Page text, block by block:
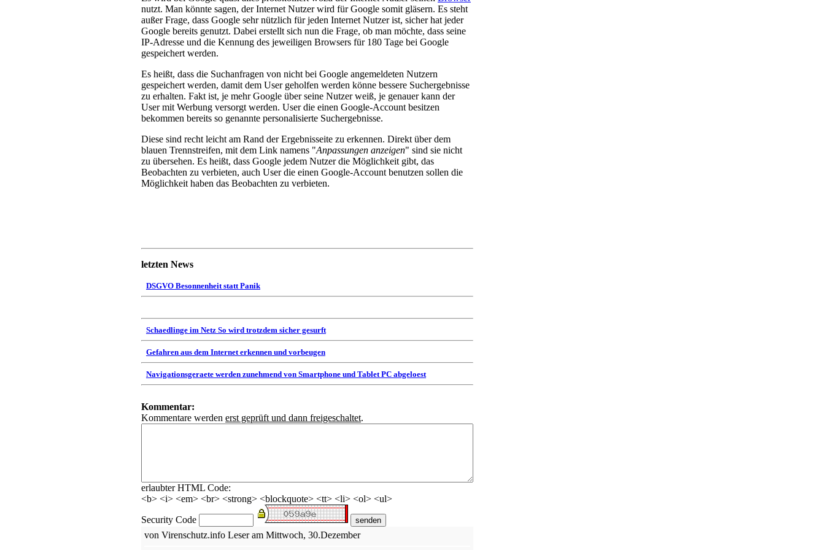
nutzt. Man könnte sagen, der Internet Nutzer wird für Google somit gläsern. Es steht
außer Frage, dass Google sehr nützlich für jeden Internet Nutzer ist, sicher hat jeder
Google bereits genutzt. Dabei erstellt sich nun die Frage, ob man möchte, dass seine
IP-Adresse und die Kennung des jeweiligen Browsers für 180 Tage bei Google
gespeichert werden.
Es heißt, dass die Suchanfragen von nicht bei Google angemeldeten Nutzern
gespeichert werden, damit dem User geholfen werden könne bessere Suchergebnisse
zu erhalten. Fakt ist, je mehr Google über seine Nutzer weiß, je genauer kann der
User mit Werbung versorgt werden. User die einen Google-Account besitzen
bekommen bereits so genannte personalisierte Suchergebnisse.
Diese sind recht leicht am Rand der Ergebnisseite zu erkennen. Direkt über dem
blauen Trennstreifen, mit dem Link namens "Anpassungen anzeigen" sind sie nicht
zu übersehen. Es heißt, dass Google jedem Nutzer die Möglichkeit gibt, das
Beobachten zu verbieten, auch User die einen Google-Account benutzen sollen die
Möglichkeit haben das Beobachten zu verbieten.
letzten News
DSGVO Besonnenheit statt Panik
Schaedlinge im Netz So wird trotzdem sicher gesurft
Gefahren aus dem Internet erkennen und vorbeugen
Navigationsgeraete werden zunehmend von Smartphone und Tablet PC abgeloest
Kommentar:
Kommentare werden erst geprüft und dann freigeschaltet.
erlaubter HTML Code:
<b> <i> <em> <br> <strong> <blockquote> <tt> <li> <ol> <ul>
Security Code
von Virenschutz.info Leser am Mittwoch, 30.Dezember